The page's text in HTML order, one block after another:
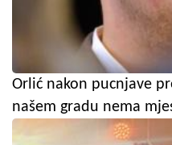
Orlić nakon pucnjave
našem gradu nema